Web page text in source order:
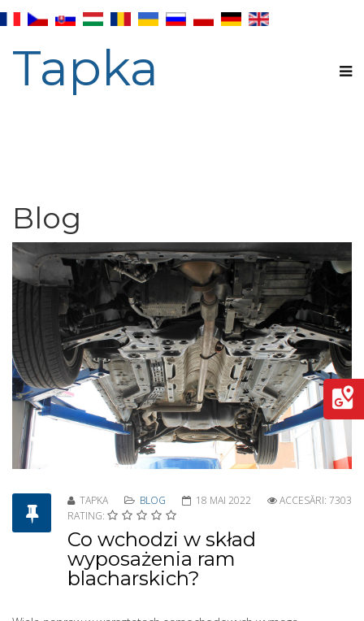
Tapka
Blog
TAPKA BLOG 18 MAI 2022
ACCESĂRI: 7303
RATING:
Co wchodzi w skład
wyposażenia ram
blacharskich?